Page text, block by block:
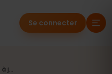
Se connecter
Actualités & Mises à jour